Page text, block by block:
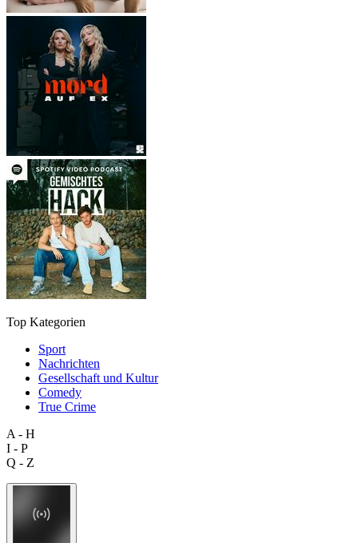
Top Kategorien
Sport
Nachrichten
Gesellschaft und Kultur
Comedy
True Crime
A - H
I - P
Q - Z